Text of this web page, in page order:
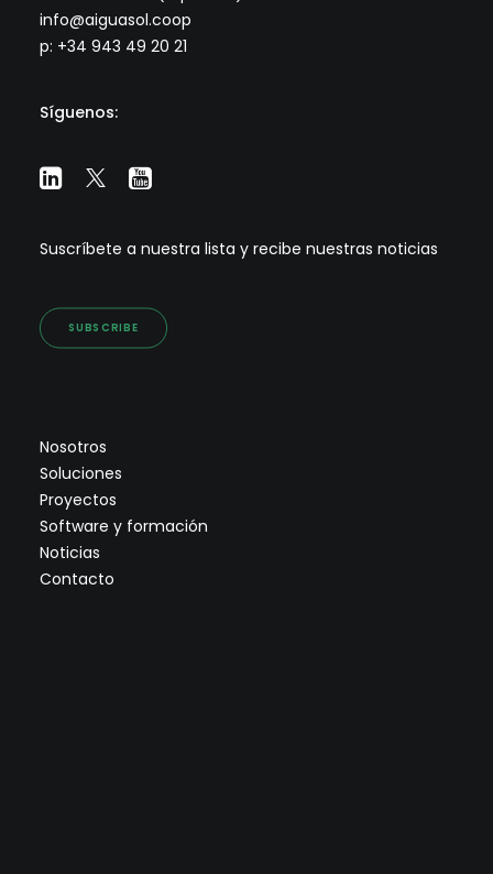
info@aiguasol.coop
p: +34 943 49 20 21
Síguenos:
Suscríbete a nuestra lista y recibe nuestras noticias
SUBSCRIBE
Nosotros
Soluciones
Proyectos
Software y formación
Noticias
Contacto